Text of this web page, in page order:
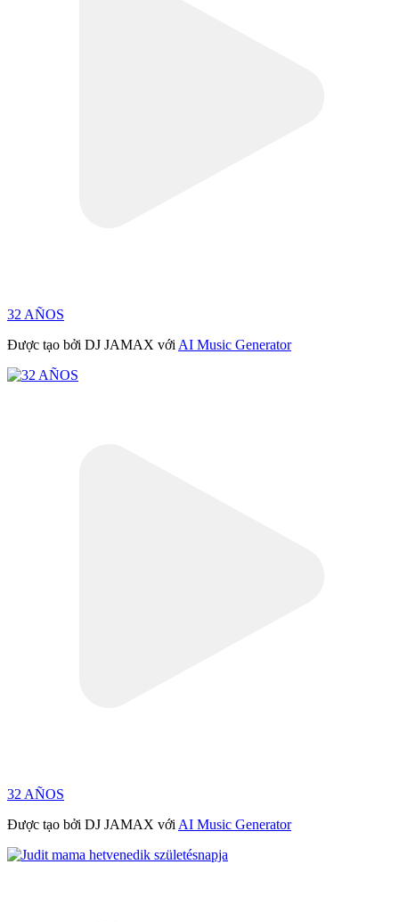
32 AÑOS
Được tạo bởi DJ JAMAX với AI Music Generator
32 AÑOS
Được tạo bởi DJ JAMAX với AI Music Generator